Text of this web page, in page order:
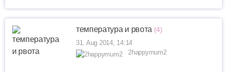
температура и рвота (4)
31. Aug 2014, 14:14
2happymum2